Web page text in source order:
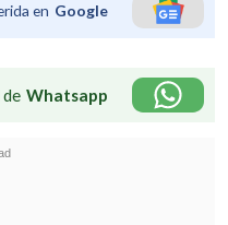
en Google
Whatsapp